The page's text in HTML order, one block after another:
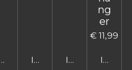
winkelwagen
In winkelwagen
In
ng
er
€ 11,99
In